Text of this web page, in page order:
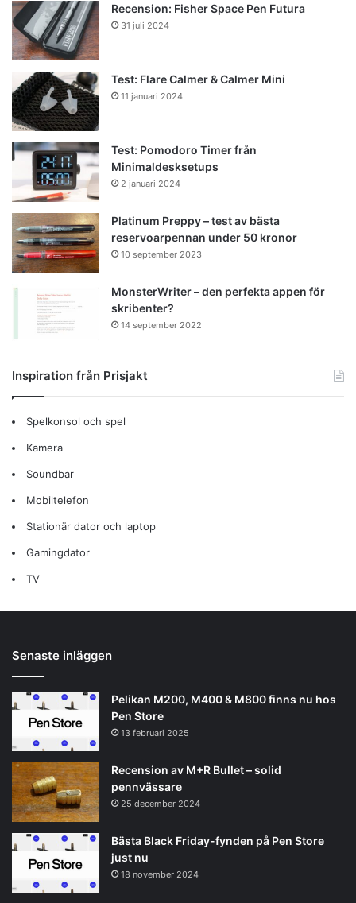
Recension: Fisher Space Pen Futura
31 juli 2024
Test: Flare Calmer & Calmer Mini
11 januari 2024
Test: Pomodoro Timer från
Minimaldesksetups
2 januari 2024
Platinum Preppy – test av bästa
reservoarpennan under 50 kronor
10 september 2023
MonsterWriter – den perfekta appen för
skribenter?
14 september 2022
Inspiration från Prisjakt
Spelkonsol och spel
Kamera
Soundbar
Mobiltelefon
Stationär dator och laptop
Gamingdator
TV
Senaste inläggen
Pelikan M200, M400 & M800 finns nu hos
Pen Store
13 februari 2025
Recension av M+R Bullet – solid
pennvässare
25 december 2024
Bästa Black Friday-fynden på Pen Store
just nu
18 november 2024